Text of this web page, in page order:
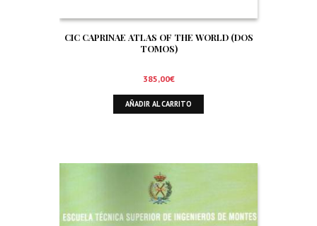
CIC CAPRINAE ATLAS OF THE WORLD (DOS
TOMOS)
385,00€
AÑADIR AL CARRITO